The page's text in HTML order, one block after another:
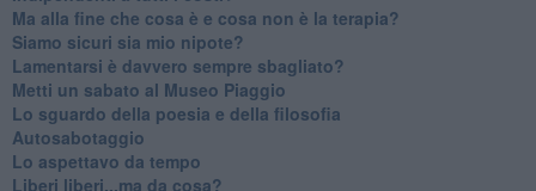
​Ma alla fine che cosa è e cosa non è la terapia?
​Siamo sicuri sia mio nipote?
​Lamentarsi è davvero sempre sbagliato?
​Metti un sabato al Museo Piaggio
​Lo sguardo della poesia e della filosofia
Autosabotaggio
​Lo aspettavo da tempo
​Liberi liberi...ma da cosa?